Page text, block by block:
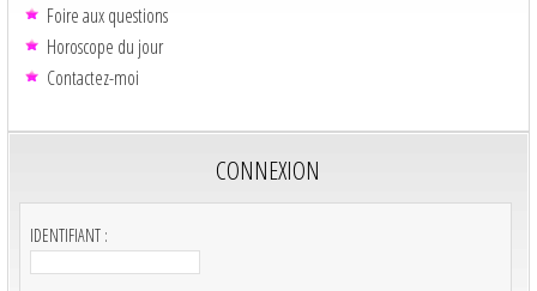
Foire aux questions
Horoscope du jour
Contactez-moi
CONNEXION
IDENTIFIANT :